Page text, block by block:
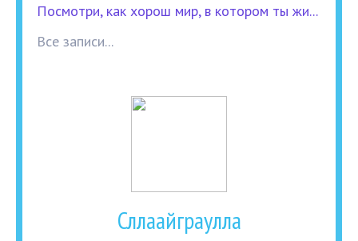
Посмотри, как хорош мир, в котором ты жи...
Все записи...
Сллаайграулла